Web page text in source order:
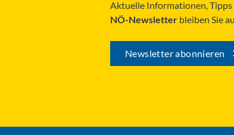
Aktuelle Informationen,
NÖ-Newsletter bleiben Sie
Newsletter abonnieren